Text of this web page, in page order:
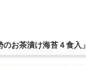
お茶漬け海苔４食入」